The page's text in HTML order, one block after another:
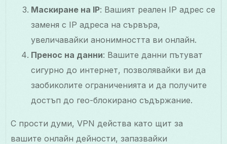
Маскиране на IP: Вашият реален IP адрес се
заменя с IP адреса на сървъра,
увеличавайки анонимността ви онлайн.
Пренос на данни: Вашите данни пътуват
сигурно до интернет, позволявайки ви да
заобиколите ограниченията и да получите
достъп до гео-блокирано съдържание.
С прости думи, VPN действа като щит за
вашите онлайн дейности, запазвайки